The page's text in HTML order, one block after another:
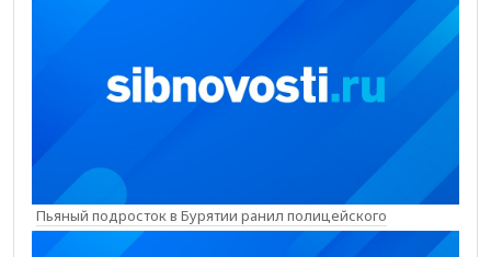
Пьяный подросток в Бурятии ранил полицейского